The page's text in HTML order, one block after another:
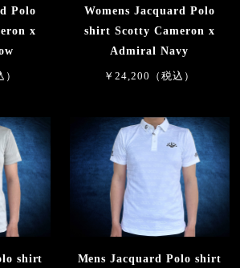
Polo
x
Womens Jacquard Polo
shirt Scotty Cameron x
Admiral Navy
￥24,200（税込）
shirt
Mens Jacquard Polo shirt